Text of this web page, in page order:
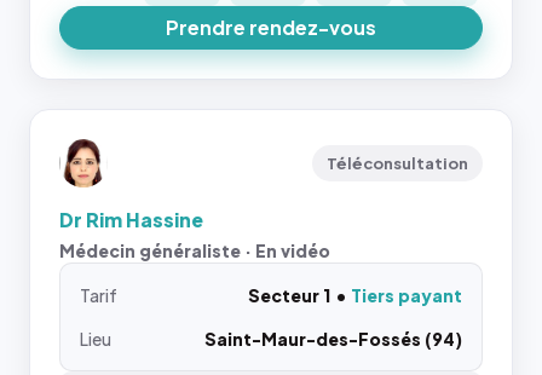
Prendre rendez-vous
Téléconsultation
Dr Rim Hassine
Médecin généraliste · En vidéo
Tarif Secteur 1
Tiers payant
Lieu
Saint-Maur-des-Fossés (94)